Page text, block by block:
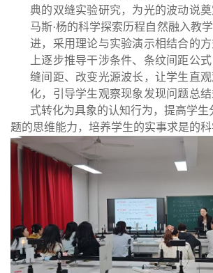
典的双缝实验研究，为光的波动说
马斯·杨的科学探索历程自然融入教
进， 采用理论与实验演示相结合的
上逐步推导干涉条件、条纹间距公
缝间 距、改变光源波长，让学生直
化，引导学生观察现象发现问题总
式转化为具象的认知行为，提高学生
题的思维能力，培养学生的实事求是的科